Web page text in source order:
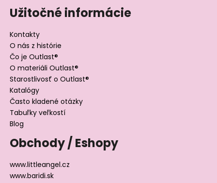
Užitočné informácie
Kontakty
O nás z histórie
Čo je Outlast®
O materiáli Outlast®
Starostlivosť o Outlast®
Katalógy
Často kladené otázky
Tabuľky veľkostí
Blog
Obchody / Eshopy
www.littleangel.cz
www.baridi.sk